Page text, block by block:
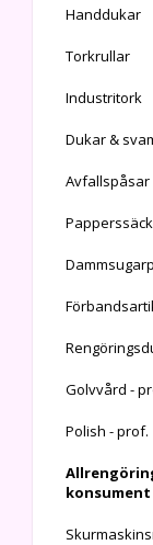
Handdukar
Torkrullar
Industritork
Dukar &
Avfallspåsar
Golvvård -
Polish - prof.
konsument